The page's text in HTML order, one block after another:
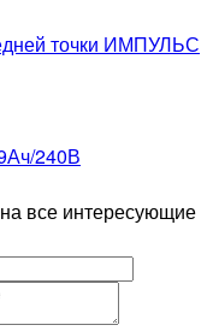
точки ИМПУЛЬС
240В
все интересующие